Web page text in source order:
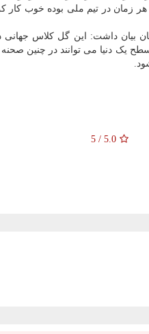
شدند. غفوری هر زمان در تیم ملی بوده
بیان داشت: این گل کلاس
یک دنیا می توانند در چنین
5.0
/
5